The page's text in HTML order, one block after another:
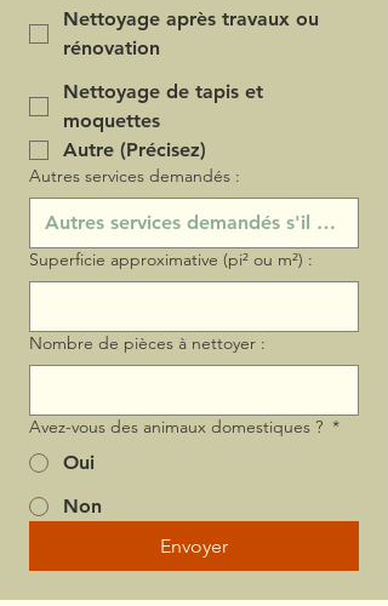
Nettoyage après travaux ou
rénovation
Nettoyage de tapis et
moquettes
Autre (Précisez)
Autres services demandés :
Superficie approximative (pi² ou m²) :
Nombre de pièces à nettoyer :
Avez-vous des animaux domestiques ? *
Oui
Non
Envoyer